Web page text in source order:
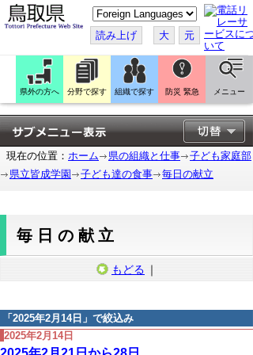
こ
の
ペ
ー
ジ
翻
訳
す
る
読み上げ 大 元
県外の方へ 分野で探す 組織で探す 防災 緊急 メニュー
現在の位置： ホーム 県の組織と仕事
子ども家庭部
県立皆成学園
子ども達の食事 毎日の献立
毎日の献立
もどる ｜
「 2025年2月14日 」で絞込み
2025年2月14日